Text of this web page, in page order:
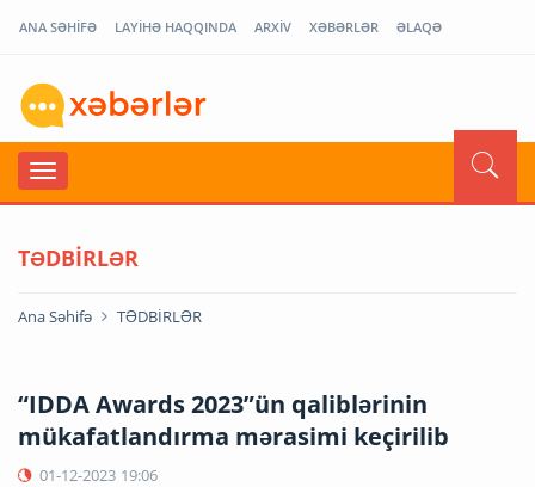
ANA SƏHİFƏ LAYİHƏ HAQQINDA ARXİV XƏBƏRLƏR ƏLAQƏ
TƏDBİRLƏR
Ana Səhifə TƏDBİRLƏR
“IDDA Awards 2023”ün qaliblərinin
mükafatlandırma mərasimi keçirilib
01-12-2023 19:06